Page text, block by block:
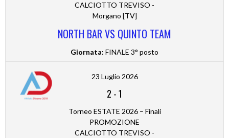
CALCIOTTO TREVISO -
Morgano [TV]
NORTH BAR VS QUINTO TEAM
Giornata: FINALE 3° posto
23 Luglio 2026
2 -1
Torneo ESTATE 2026 – Finali
PROMOZIONE
CALCIOTTO TREVISO -